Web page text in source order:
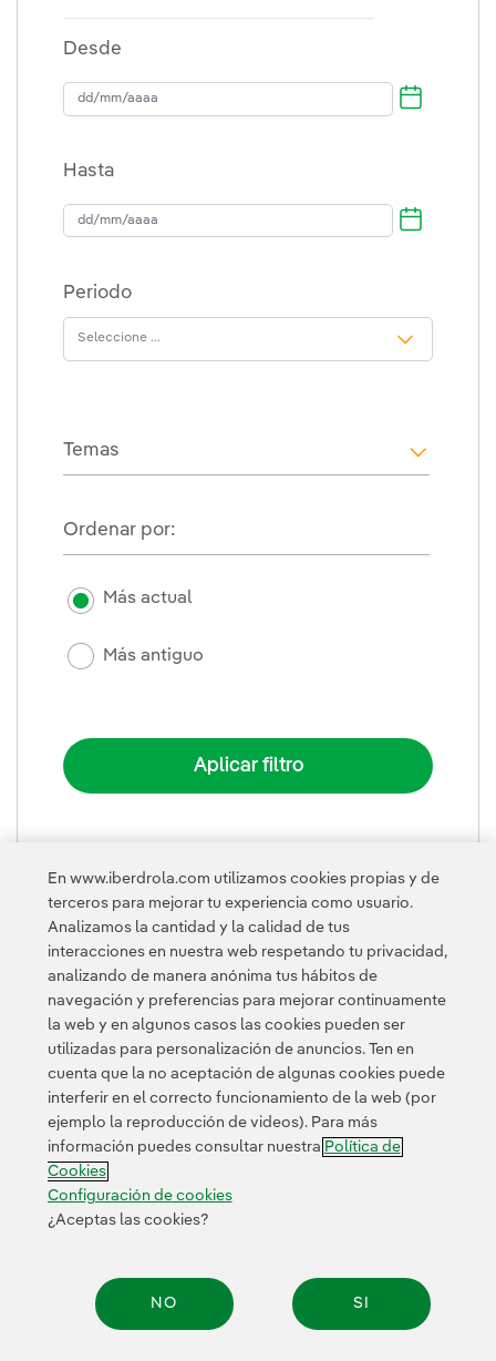
Desde
dd/mm/aaaa
Hasta
Hasta
Periodo
Temas
Ordenar por:
Más actual
Más antiguo
Contacta Clientes Política de Privacidad Información legal
Transparencia en el uso de la IA Política de cookies
Configuración de cookies Accesibilidad Canal de denuncias
© 2026 Iberdrola, S.A. Reservados todos los derechos.
En www.iberdrola.com utilizamos cookies propias y de
terceros para mejorar tu experiencia como usuario.
Analizamos la cantidad y la calidad de tus
interacciones en nuestra web respetando tu privacidad,
analizando de manera anónima tus hábitos de
navegación y preferencias para mejorar continuamente
la web y en algunos casos las cookies pueden ser
utilizadas para personalización de anuncios. Ten en
cuenta que la no aceptación de algunas cookies puede
interferir en el correcto funcionamiento de la web (por
ejemplo la reproducción de videos). Para más
información puedes consultar nuestra Política de
Cookies
Configuración de cookies
¿Aceptas las cookies?
NO SI